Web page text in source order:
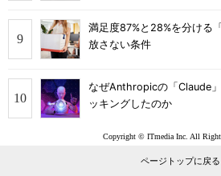
満足度87%と28%を分け
放さない条件
なぜAnthropicの「Claude
ッキングしたのか
Copyright © ITmedia Inc. All Rights
ページトップに戻る